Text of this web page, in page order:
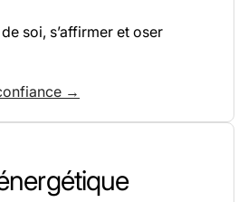
soi, s’affirmer et oser
→